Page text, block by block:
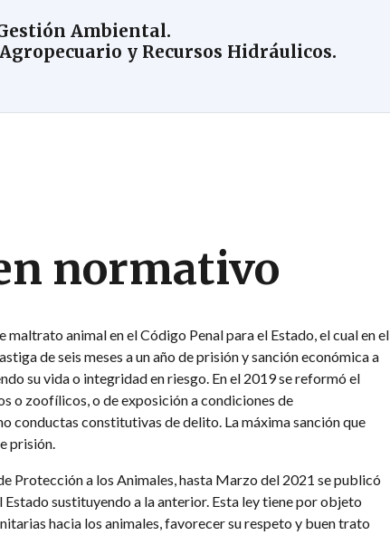
Ambiental.
y Recursos Hidráulicos.
normativo
animal en el Código Penal para el Estado, el cual en el
de seis meses a un año de prisión y sanción económica a
su vida o integridad en riesgo. En el 2019 se reformó el
o zoofílicos, o de exposición a condiciones de
conductas constitutivas de delito. La máxima sanción que
prisión.
Protección a los Animales, hasta Marzo del 2021 se publicó
sustituyendo a la anterior. Esta ley tiene por objeto
hacia los animales, favorecer su respeto y buen trato